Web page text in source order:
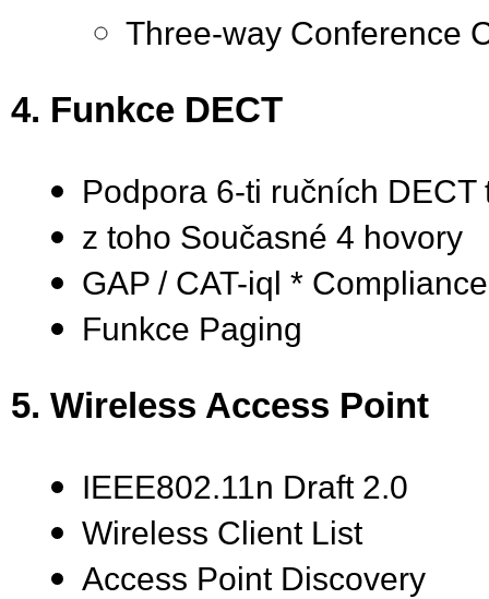
Three-way Conference
4. Funkce DECT
Podpora 6-ti ručních DECT
z toho Současné 4 hovory
GAP / CAT-iql * Compliance
Funkce Paging
5. Wireless Access Point
IEEE802.11n Draft 2.0
Wireless Client List
Access Point Discovery